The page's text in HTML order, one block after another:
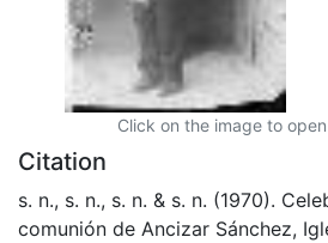
Click on the image to
Citation
s. n., s. n., s. n. & s. n. (1970).
comunión de Ancizar Sánchez,